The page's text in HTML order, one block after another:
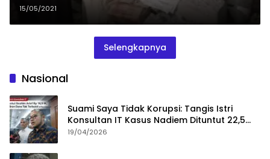
15/05/2021
Selengkapnya
Nasional
Suami Saya Tidak Korupsi: Tangis Istri
Konsultan IT Kasus Nadiem Dituntut 22,5
Tahun
19/04/2026